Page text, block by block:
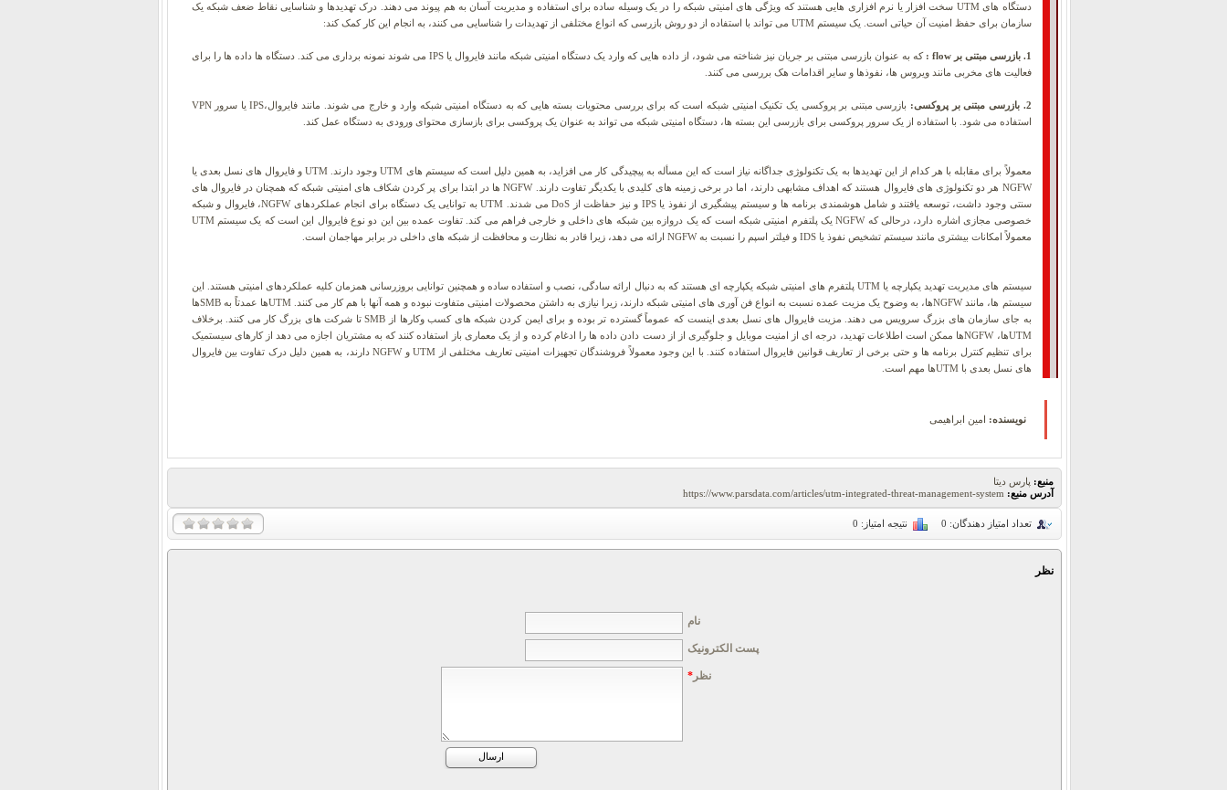
دستگاه های UTM سخت افزار یا نرم افزاری هایی هستند که ویژگی های امنیتی شبکه را در یک وسیله ساده برای استفاده و مدیریت آسان به هم پیوند می دهند. درک تهدیدها و شناسایی نقاط ضعف شبکه یک
سازمان برای حفظ امنیت آن حیاتی است. یک سیستم UTM می تواند با استفاده از دو روش بازرسی که انواع مختلفی از تهدیدات را شناسایی می کنند، به انجام این کار کمک کند:
1. بازرسی مبتنی بر flow :
که به عنوان بازرسی مبتنی بر جریان نیز شناخته می شود، از داده هایی که وارد یک دستگاه امنیتی شبکه مانند فایروال یا IPS می شوند نمونه برداری می کند. دستگاه ها داده ها را برای
فعالیت های مخربی مانند ویروس ها، نفوذها و سایر اقدامات هک بررسی می کنند.
2. بازرسی مبتنی بر پروکسی:
بازرسی مبتنی بر پروکسی یک تکنیک امنیتی شبکه است که برای بررسی محتویات بسته هایی که به دستگاه امنیتی شبکه وارد و خارج می شوند. مانند فایروال،IPS یا سرور VPN
استفاده می شود. با استفاده از یک سرور پروکسی برای بازرسی این بسته ها، دستگاه امنیتی شبکه می تواند به عنوان یک پروکسی برای بازسازی محتوای ورودی به دستگاه عمل کند.
معمولاً برای مقابله با هر کدام از این تهدیدها به یک تکنولوژی جداگانه نیاز است که این مسأله به پیچیدگی کار می افزاید، به همین دلیل است که سیستم های UTM وجود دارند. UTM و فایروال های نسل بعدی یا
NGFW هر دو تکنولوژی های فایروال هستند که اهداف مشابهی دارند، اما در برخی زمینه های کلیدی با یکدیگر تفاوت دارند. NGFW ها در ابتدا برای پر کردن شکاف های امنیتی شبکه که همچنان در فایروال های
سنتی وجود داشت، توسعه یافتند و شامل هوشمندی برنامه ها و سیستم پیشگیری از نفوذ یا IPS و نیز حفاظت از DoS می شدند. UTM به توانایی یک دستگاه برای انجام عملکردهای NGFW، فایروال و شبکه
خصوصی مجازی اشاره دارد، درحالی که NGFW یک پلتفرم امنیتی شبکه است که یک دروازه بین شبکه های داخلی و خارجی فراهم می کند. تفاوت عمده بین این دو نوع فایروال این است که یک سیستم UTM
معمولاً امکانات بیشتری مانند سیستم تشخیص نفوذ یا IDS و فیلتر اسپم را نسبت به NGFW ارائه می دهد، زیرا قادر به نظارت و محافظت از شبکه های داخلی در برابر مهاجمان است.
سیستم های مدیریت تهدید یکپارچه یا UTM پلتفرم های امنیتی شبکه یکپارچه ای هستند که به دنبال ارائه سادگی، نصب و استفاده ساده و همچنین توانایی بروزرسانی همزمان کلیه عملکردهای امنیتی هستند. این
سیستم ها، مانند NGFWها، به وضوح یک مزیت عمده نسبت به انواع فن آوری های امنیتی شبکه دارند، زیرا نیازی به داشتن محصولات امنیتی متفاوت نبوده و همه آنها با هم کار می کنند. UTMها عمدتاً به SMBها
به جای سازمان های بزرگ سرویس می دهند. مزیت فایروال های نسل بعدی اینست که عموماً گسترده تر بوده و برای ایمن کردن شبکه های کسب وکارها از SMB تا شرکت های بزرگ کار می کنند. برخلاف
UTMها، NGFWها ممکن است اطلاعات تهدید، درجه ای از امنیت موبایل و جلوگیری از از دست دادن داده ها را ادغام کرده و از یک معماری باز استفاده کنند که به مشتریان اجازه می دهد از کارهای سیستمیک
برای تنظیم کنترل برنامه ها و حتی برخی از تعاریف قوانین فایروال استفاده کنند. با این وجود معمولاً فروشندگان تجهیزات امنیتی تعاریف مختلفی از UTM و NGFW دارند، به همین دلیل درک تفاوت بین فایروال
های نسل بعدی با UTMها مهم است.
نویسنده: امین ابراهیمی
منبع: پارس دیتا
آدرس منبع: https://www.parsdata.com/articles/utm-integrated-threat-management-system
تعداد امتیاز دهندگان: 0 نتیجه امتیاز: 0
نظر
نام
پست الکترونیک
نظر*